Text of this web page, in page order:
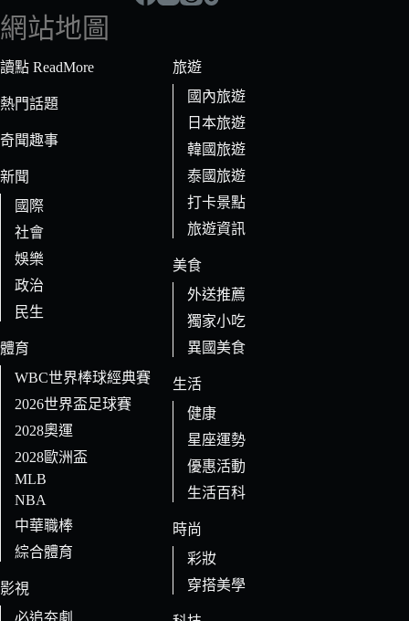
符
合
條
的
果
網站地圖
讀點 ReadMore
熱門話題
奇聞趣事
新聞
國際
社會
娛樂
政治
民生
體育
WBC世界棒球經典賽
2026世界盃足球賽
2028奧運
2028歐洲盃
MLB
NBA
中華職棒
綜合體育
影視
旅遊
國內旅遊
日本旅遊
韓國旅遊
泰國旅遊
打卡景點
旅遊資訊
美食
外送推薦
獨家小吃
異國美食
生活
健康
星座運勢
優惠活動
生活百科
時尚
彩妝
穿搭美學